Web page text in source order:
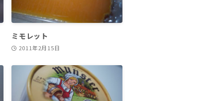
ミモレット
2011年2月15日